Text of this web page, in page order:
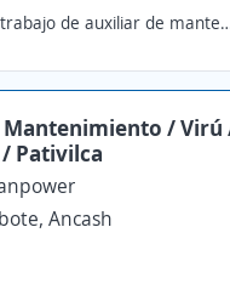
de auxiliar de mantenimiento en Ancash
/ Virú
Pativilca
Ancash